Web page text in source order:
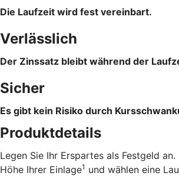
Die Laufzeit wird fest vereinbart.
Verlässlich
Der Zinssatz bleibt während der
Sicher
Es gibt kein Risiko durch
Produktdetails
Legen Sie Ihr Erspartes als Festgeld
Höhe Ihrer Einlage1 und wählen eine